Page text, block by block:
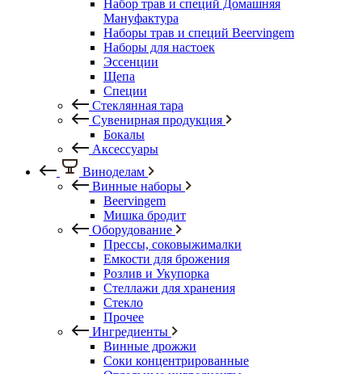
Набор трав и специй Домашняя
Мануфактура
Наборы трав и специй Beervingem
Наборы для настоек
Эссенции
Щепа
Специи
Стеклянная тара
Сувенирная продукция
Бокалы
Аксессуары
Виноделам
Винные наборы
Beervingem
Мишка бродит
Оборудование
Прессы, соковыжималки
Емкости для брожения
Розлив и Укупорка
Стеллажи для хранения
Стекло
Прочее
Ингредиенты
Винные дрожжи
Соки концентрированные